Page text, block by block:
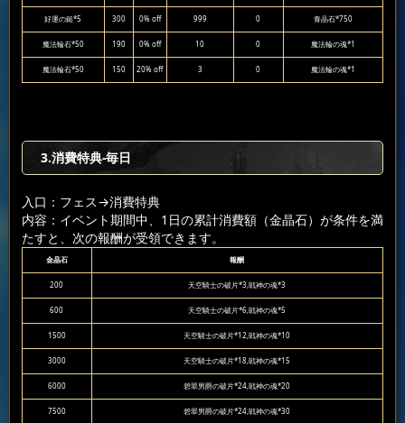
好運の鎚*5 300 0% off 999 0 青晶石*750
魔法輪石*50 190 0% off 10 0 魔法輪の魂*1
魔法輪石*50 150 20% off 3 0 魔法輪の魂*1
3.消費特典-毎日
入口：フェス→消費特典
内容：イベント期間中、1日の累計消費額（金晶石）が条件を満
たすと、次の報酬が受領できます。
金晶石 報酬
200 天空騎士の破片*3,戦神の魂*3
600 天空騎士の破片*6,戦神の魂*5
1500 天空騎士の破片*12,戦神の魂*10
3000 天空騎士の破片*18,戦神の魂*15
6000 碧翠男爵の破片*24,戦神の魂*20
7500 碧翠男爵の破片*24,戦神の魂*30